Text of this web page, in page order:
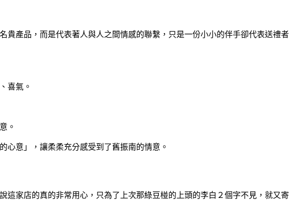
產品，而是代表著人與人之間情感的聯繫，只是一份小小的伴手卻代表送禮者
喜氣。
。
意」，讓柔柔充分感受到了舊振南的情意。
家店的真的非常用心，只為了上次那綠豆椪的上頭的李白２個字不見，就又寄